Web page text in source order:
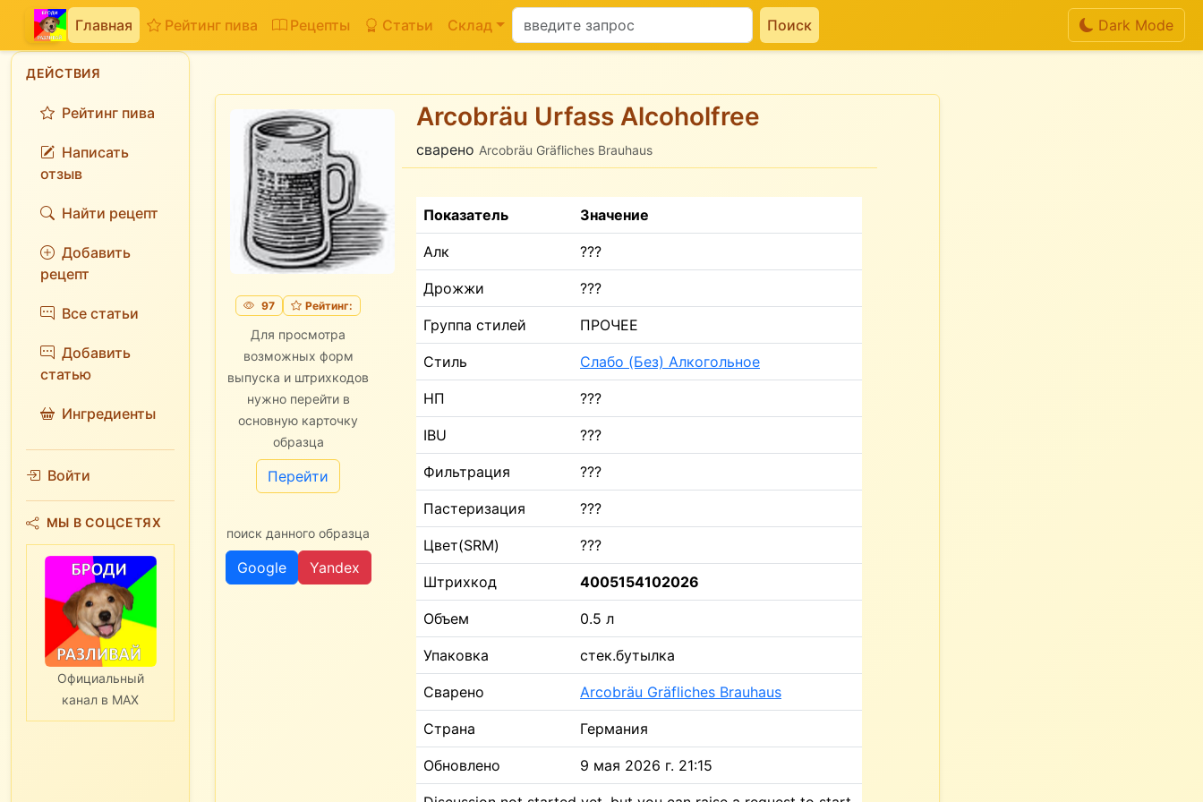
Главная Рейтинг пива Рецепты Статьи Склад Поиск Dark Mode
ДЕЙСТВИЯ
Рейтинг пива
Написать
отзыв
Найти рецепт
Добавить
рецепт
Все статьи
Добавить
статью
Ингредиенты
Войти
МЫ В СОЦСЕТЯХ
Официальный
канал в MAX
97 Рейтинг:
Для просмотра
возможных форм
выпуска и штрихкодов
нужно перейти в
основную карточку
образца
Перейти
поиск данного образца
Google Yandex
Arcobräu Urfass Alcoholfree
сварено Arcobräu Gräfliches Brauhaus
Показатель Значение
Алк ???
Дрожжи ???
Группа стилей ПРОЧЕЕ
Стиль Слабо (Без) Алкогольное
НП ???
IBU ???
Фильтрация ???
Пастеризация ???
Цвет(SRM) ???
Штрихкод 4005154102026
Объем 0.5 л
Упаковка стек.бутылка
Сварено Arcobräu Gräfliches Brauhaus
Страна Германия
Обновлено 9 мая 2026 г. 21:15